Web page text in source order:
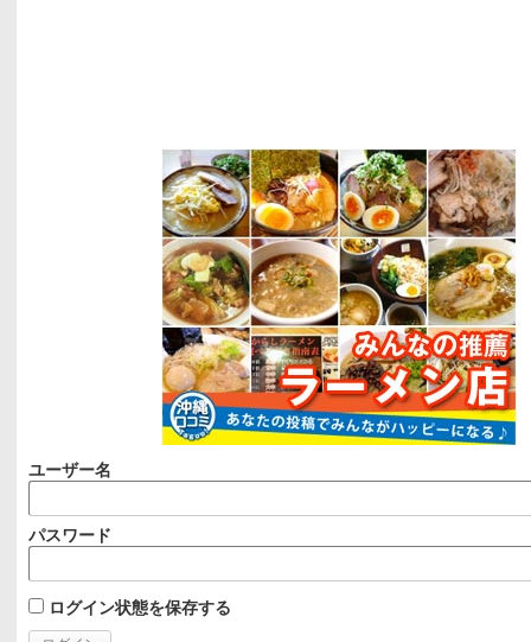
ユーザー名
パスワード
ログイン状態を保存する